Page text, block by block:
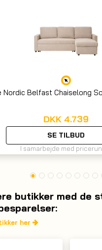
Nordic Belfast Chaiselong
I samarbejde med
DKK 4.739
SE TILBUD
butikker med de
her